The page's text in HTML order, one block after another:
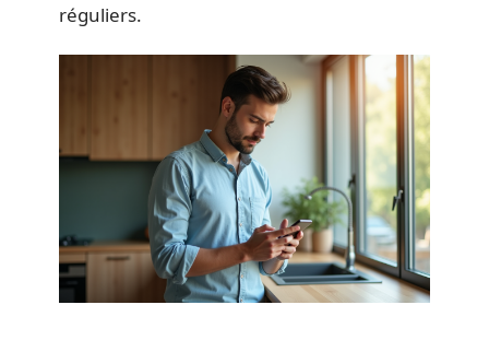
réguliers.